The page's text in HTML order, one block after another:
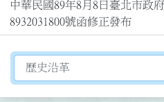
中華民國89年8月8日臺北市政
8932031800號函修正發布
切換選擇法規資訊內容